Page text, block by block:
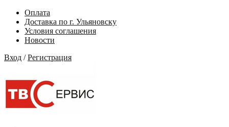
Оплата
Доставка по г. Ульяновску
Условия соглашения
Новости
Вход /Регистрация